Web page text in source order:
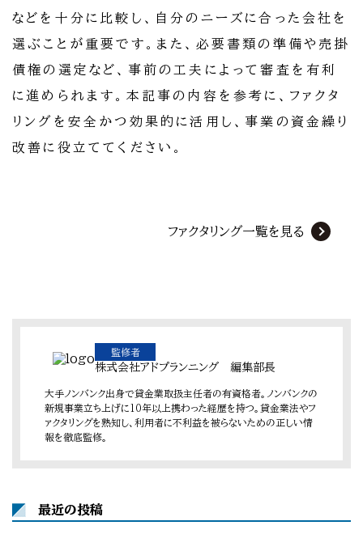
などを十分に比較し、自分のニーズに合った会社を
選ぶことが重要です。また、必要書類の準備や売掛
債権の選定など、事前の工夫によって審査を有利
に進められます。本記事の内容を参考に、ファクタ
リングを安全かつ効果的に活用し、事業の資金繰り
改善に役立ててください。
ファクタリング一覧を見る
監修者
株式会社アドプランニング 編集部長
大手ノンバンク出身で貸金業取扱主任者の有資格者。ノンバンクの
新規事業立ち上げに10年以上携わった経歴を持つ。貸金業法やフ
ァクタリングを熟知し、利用者に不利益を被らないための正しい情
報を徹底監修。
最近の投稿